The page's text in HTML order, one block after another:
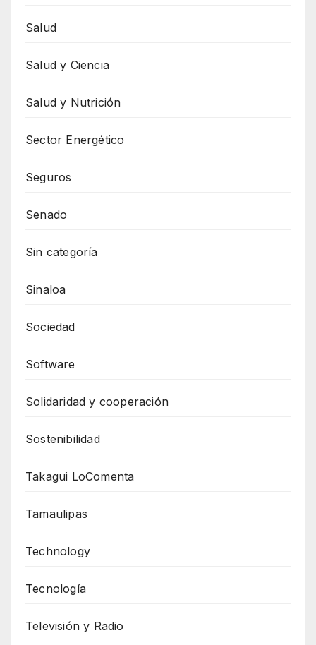
Salud
Salud y Ciencia
Salud y Nutrición
Sector Energético
Seguros
Senado
Sin categoría
Sinaloa
Sociedad
Software
Solidaridad y cooperación
Sostenibilidad
Takagui LoComenta
Tamaulipas
Technology
Tecnología
Televisión y Radio